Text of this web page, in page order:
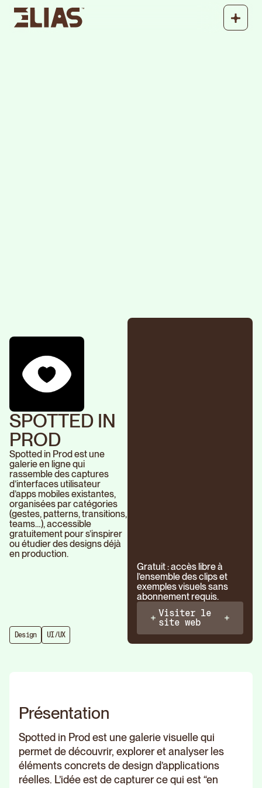
SPOTTED IN
PROD
Spotted in Prod est une
galerie en ligne qui
rassemble des captures
d’interfaces utilisateur
d’apps mobiles existantes,
organisées par catégories
(gestes, patterns, transitions,
teams…), accessible
gratuitement pour s’inspirer
ou étudier des designs déjà
en production.
Design UI/UX
Gratuit : accès libre à
l’ensemble des clips et
exemples visuels sans
abonnement requis.
Visiter le
site web
Présentation
Spotted in Prod est une galerie visuelle qui
permet de découvrir, explorer et analyser les
éléments concrets de design d’applications
réelles. L’idée est de capturer ce qui est “en